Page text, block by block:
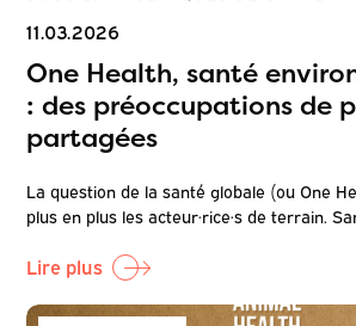
11.03.2026
One Health, santé
: des préoccupations de
partagées
La question de la santé globale (ou One
plus en plus les acteur·rice·s de terrain.
Lire plus